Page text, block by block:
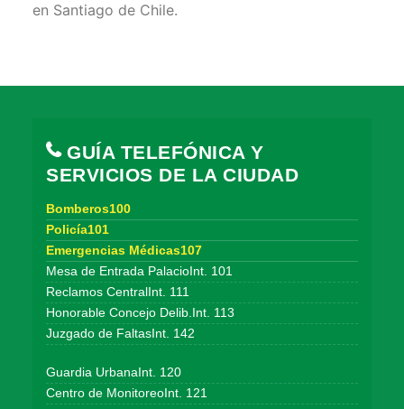
en Santiago de Chile.
GUÍA TELEFÓNICA Y
SERVICIOS DE LA CIUDAD
Bomberos100
Policía101
Emergencias Médicas107
Mesa de Entrada PalacioInt. 101
Reclamos CentralInt. 111
Honorable Concejo Delib.Int. 113
Juzgado de FaltasInt. 142
Guardia UrbanaInt. 120
Centro de MonitoreoInt. 121